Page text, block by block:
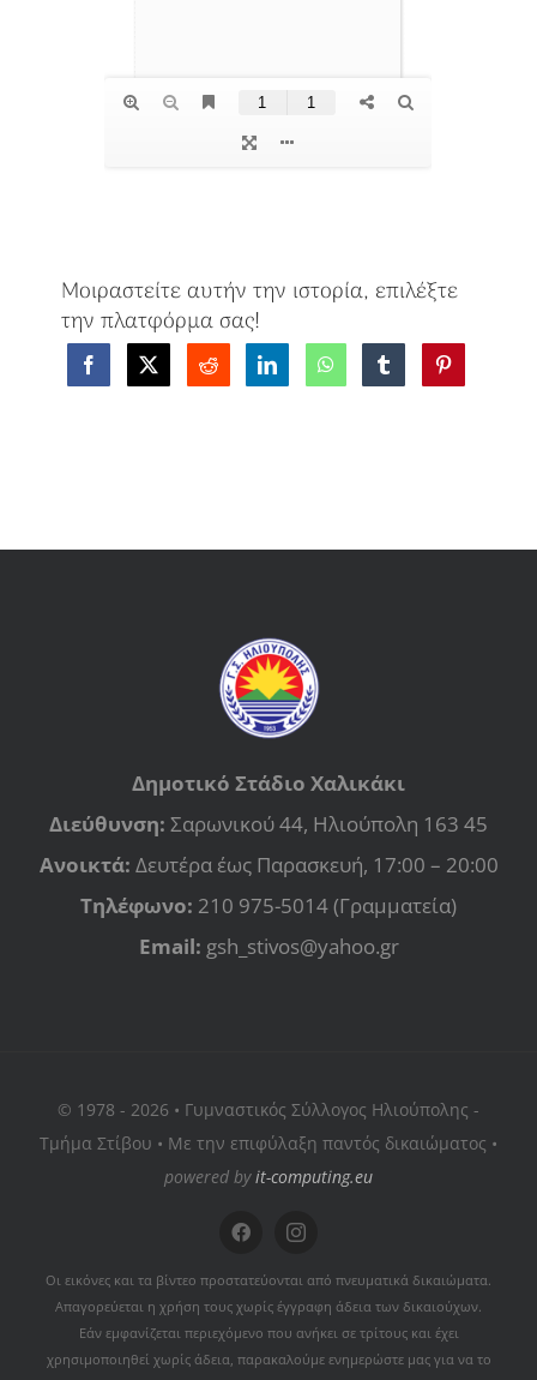
Μοιραστείτε αυτήν την ιστορία, επιλέξτε
την πλατφόρμα σας!
Δημοτικό Στάδιο Χαλικάκι
Διεύθυνση: Σαρωνικού 44, Ηλιούπολη 163 45
Ανοικτά: Δευτέρα έως Παρασκευή, 17:00 – 20:00
Τηλέφωνο: 210 975-5014 (Γραμματεία)
Email: gsh_stivos@yahoo.gr
© 1978 - 2026 • Γυμναστικός Σύλλογος Ηλιούπολης -
Τμήμα Στίβου • Με την επιφύλαξη παντός δικαιώματος •
powered byit-computing.eu
Οι εικόνες και τα βίντεο προστατεύονται από πνευματικά δικαιώματα.
Απαγορεύεται η χρήση τους χωρίς έγγραφη άδεια των δικαιούχων.
Εάν εμφανίζεται περιεχόμενο που ανήκει σε τρίτους και έχει
χρησιμοποιηθεί χωρίς άδεια, παρακαλούμε ενημερώστε μας για να το